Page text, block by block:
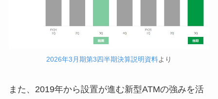
2026年3月期第3四半期決算説明資料より
また、2019年から設置が進む新型ATMの強みを活